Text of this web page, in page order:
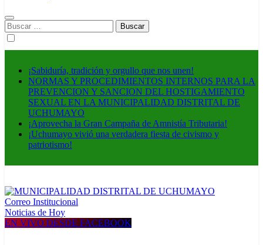
Buscar:
¡Sabiduría, tradición y orgullo que nos unen!
NORMAS Y PROCEDIMIENTOS INTERNOS PARA LA
PREVENCION Y SANCION DEL HOSTIGAMIENTO
SEXUAL EN LA MUNICIPALIDAD DISTRITAL DE
UCHUMAYO
¡Aprovecha la Gran Campaña de Amnistía Tributaria!
¡Uchumayo vivió una verdadera fiesta de civismo y
patriotismo!
MUNICIPALIDAD DISTRITAL DE UCHUMAYO
Construyendo una nueva Historia
Correo Institucional
Noticias de Hoy
EN VIVO DESDE FACEBOOK